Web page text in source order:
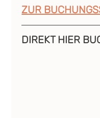
ZUR
DIREKT HIER